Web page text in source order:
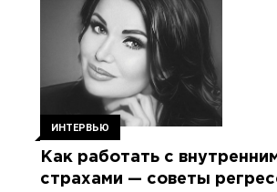
ИНТЕРВЬЮ
Как работать с
страхами — советы